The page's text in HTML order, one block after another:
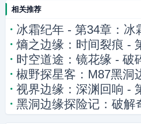
相关推荐
冰霜纪年 - 第34章：冰
熵之边缘：时间裂痕 -
时空道途：镜花缘 - 破
椒野探星客：M87黑洞
视界边缘：深渊回响 -
黑洞边缘探险记：破解